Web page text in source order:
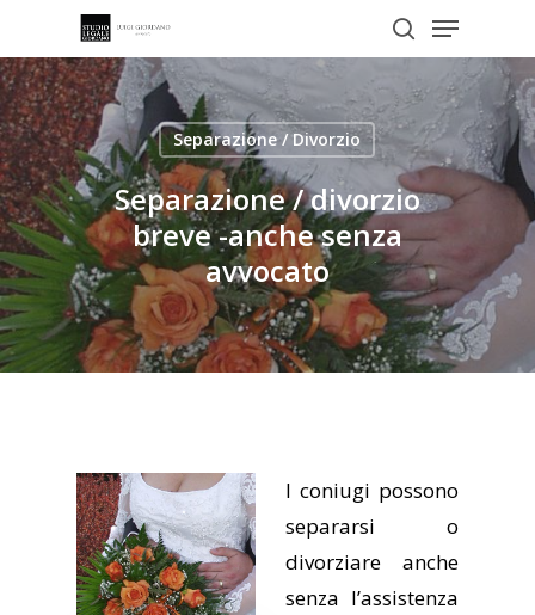
to
main
content
search
Menu
Separazione / Divorzio
Separazione / divorzio
breve -anche senza
avvocato
I coniugi possono
separarsi o
divorziare anche
senza l’assistenza
Close
Menu